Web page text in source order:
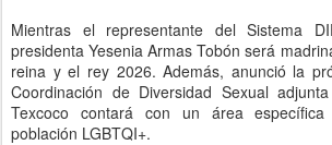
Mientras el representante del Sistema
presidenta Yesenia Armas Tobón será
reina y el rey 2026. Además, anunció la
Coordinación de Diversidad Sexual
Texcoco contará con un área
población LGBTQI+.